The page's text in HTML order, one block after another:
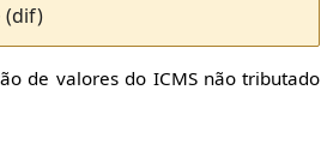
(dif)
de valores do ICMS não tributado